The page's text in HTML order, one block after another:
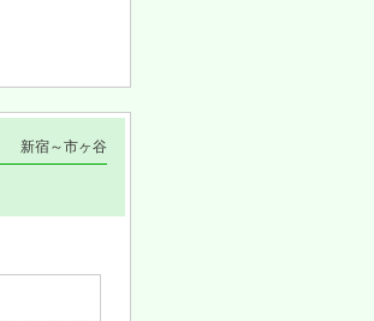
新宿～市ヶ谷